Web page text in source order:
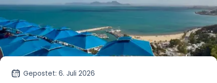
Gepostet: 6. Juli 2026